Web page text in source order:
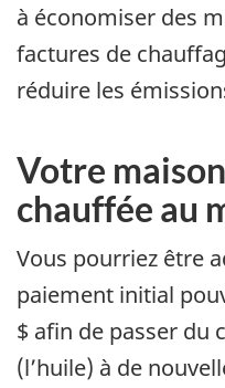
à économiser des
factures de
réduire les
Votre
chauffée au
Vous pourriez être
paiement initial
$ afin de passer du
(l’huile) à de